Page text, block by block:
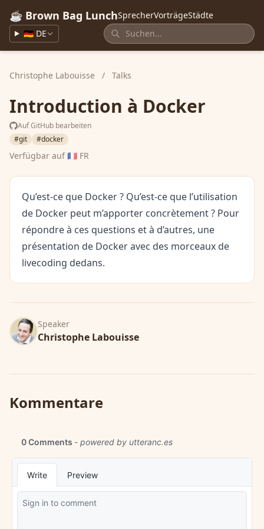
☕ Brown Bag LunchSprecherVorträgeStädte
🇩🇪 DE
Christophe Labouisse / Talks
Introduction à Docker
Auf GitHub bearbeiten
#git
#docker
Verfügbar auf🇫🇷 FR
Qu’est-ce que Docker ? Qu’est-ce que l’utilisation
de Docker peut m’apporter concrètement ? Pour
répondre à ces questions et à d’autres, une
présentation de Docker avec des morceaux de
livecoding dedans.
Speaker
Christophe Labouisse
Kommentare